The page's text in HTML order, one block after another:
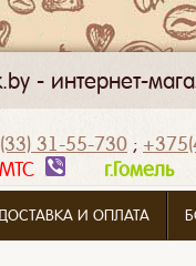
- интернет-
31-55-730 ;
МТС
ДОСТАВКА И ОПЛАТА